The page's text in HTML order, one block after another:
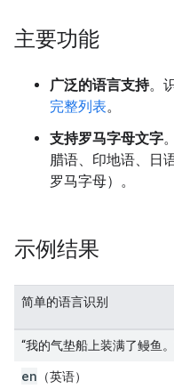
主要功能
广泛的语言支持。
完整列表。
支持罗马字母文字
腊语、印地语、日
罗马字母）。
示例结果
简单的语言识别
“我的气垫船上装满了鳗鱼。
en （英语）